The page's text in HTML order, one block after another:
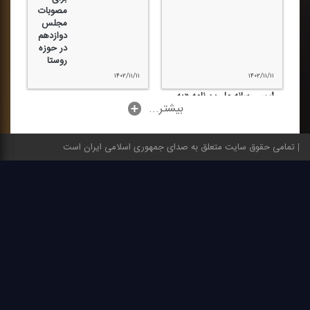
رئیس رسانه ملی: برنامه «یه
روستا؛ یه عالمه رأی»؛ از جمله
است+فایل صوتی
۱۴۰۲/۱۱/۱۱
مصوبات
مجلس
دوازدهم
در حوزه
روستا
۱۴۰۲/۱۱/۱۱
...بیشتر
تمامی حقوق سایت متعلق به صدای جمهوری اسلامی ایران است